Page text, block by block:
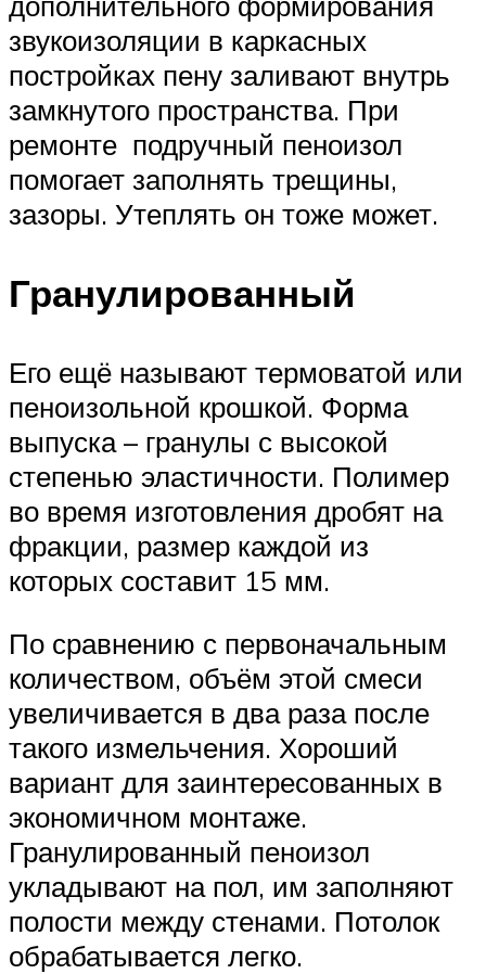
звукоизоляции в каркасных
постройках пену заливают внутрь
замкнутого пространства. При
ремонте подручный пеноизол
помогает заполнять трещины,
зазоры. Утеплять он тоже может.
Гранулированный
Его ещё называют термоватой или
пеноизольной крошкой. Форма
выпуска – гранулы с высокой
степенью эластичности. Полимер
во время изготовления дробят на
фракции, размер каждой из
которых составит 15 мм.
По сравнению с первоначальным
количеством, объём этой смеси
увеличивается в два раза после
такого измельчения. Хороший
вариант для заинтересованных в
экономичном монтаже.
Гранулированный пеноизол
укладывают на пол, им заполняют
полости между стенами. Потолок
обрабатывается легко.